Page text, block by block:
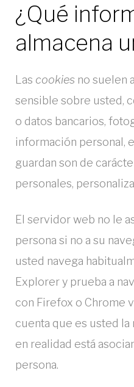
o
b
r
e
l
a
s
c
o
o
k
i
e
s
¿Qué
almacena
Las cookies no suelen
sensible sobre usted,
o datos bancarios,
información personal,
guardan son de
personales,
El servidor web no le
persona si no a su
usted navega
Explorer y prueba a
con Firefox o Chrome
cuenta que es usted
en realidad está
persona.